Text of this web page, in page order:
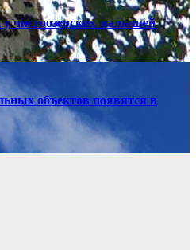
чистоозерских малышей
объектов появятся в